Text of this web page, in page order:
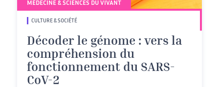
MÉDECINE & SCIENCES DU VIVANT
CULTURE & SOCIÉTÉ
Décoder le génome : vers la
compréhension du
fonctionnement du SARS-
CoV-2